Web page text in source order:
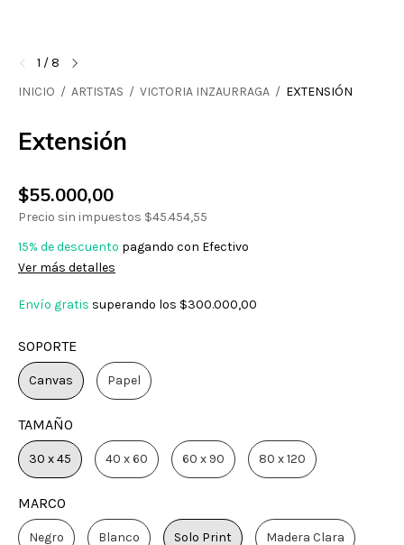
1 /8
INICIO / ARTISTAS / VICTORIA INZAURRAGA / EXTENSIÓN
Extensión
$55.000,00
Precio sin impuestos $45.454,55
15% de descuento pagando con Efectivo
Ver más detalles
Envío gratis superando los $300.000,00
SOPORTE
Canvas Papel
TAMAÑO
30 x 45 40 x 60 60 x 90 80 x 120
MARCO
Negro Blanco Solo Print Madera Clara